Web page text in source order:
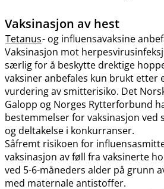
Vaksinasjon av hest
Tetanus- og influensavaksine
Vaksinasjon mot
særlig for å beskytte drektige
vaksiner anbefales kun brukt etter
vurdering av smitterisiko. Det
Galopp og Norges Rytterforbund
bestemmelser for vaksinasjon ved
og deltakelse i konkurranser.
Såfremt risikoen for
vaksinasjon av føll fra vaksinerte
ved 5-6-måneders alder på grunn
med maternale antistoffer.